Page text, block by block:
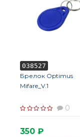
038527
Брелок Optimus
Mifare_V.1
0
350 ₽